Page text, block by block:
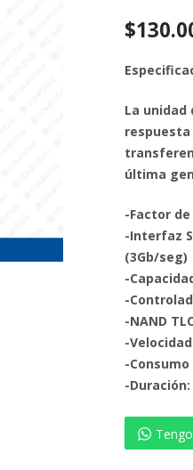
$
La unidad
última
-Factor
-Interfaz
(3Gb/seg)
-
-
-NAND TLC
-
-
-